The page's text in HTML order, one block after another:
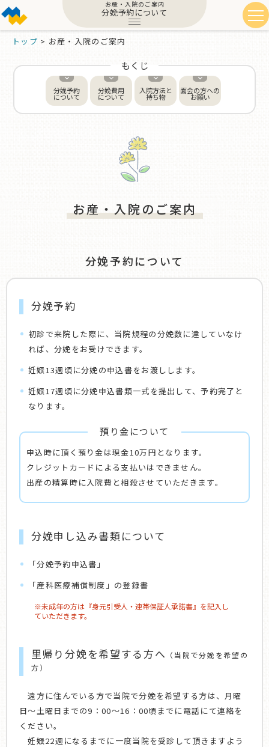
お産・入院のご案内
分娩予約について
トップ > お産・入院のご案内
もくじ
分娩予約
について
分娩費用
について
入院方法と
持ち物
面会の方への
お願い
お産・入院のご案内
分娩予約について
分娩予約
初診で来院した際に、当院規程の分娩数に達していなけ
れば、分娩をお受けできます。
妊娠13週頃に分娩の申込書をお渡しします。
妊娠17週頃に分娩申込書類一式を提出して、予約完了と
なります。
預り金について
申込時に頂く預り金は現金10万円となります。
クレジットカードによる支払いはできません。
出産の精算時に入院費と相殺させていただきます。
分娩申し込み書類について
「分娩予約申込書」
「産科医療補償制度」の登録書
※未成年の方は『身元引受人・連帯保証人承諾書』を記入し
ていただきます。
里帰り分娩を希望する方へ （当院で分娩を希望の
方）
遠方に住んでいる方で当院で分娩を希望する方は、月曜
日～土曜日までの9：00～16：00頃までに電話にて連絡を
ください。
妊娠22週になるまでに一度当院を受診して頂きますよう